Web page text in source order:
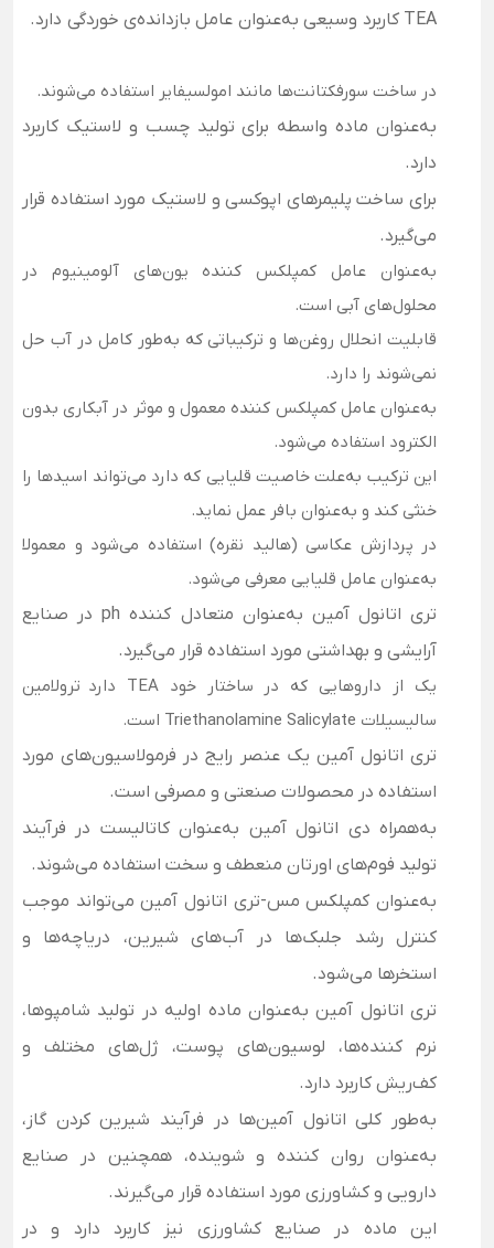
TEA کاربرد وسیعی به‌عنوان عامل بازدانده‌ی خوردگی دارد.
در ساخت سورفکتانت‌ها مانند امولسیفایر استفاده می‌شوند.
به‌عنوان ماده واسطه برای تولید چسب و لاستیک کاربرد
دارد.
برای ساخت پلیمرهای اپوکسی و لاستیک مورد استفاده قرار
می‌گیرد.
به‌عنوان عامل کمپلکس کننده یون‌های آلومینیوم در
محلول‌های آبی است.
قابلیت انحلال روغن‌ها و ترکیباتی که به‌طور کامل در آب حل
نمی‌شوند را دارد.
به‌عنوان عامل کمپلکس کننده معمول و موثر در آبکاری بدون
الکترود استفاده می‌شود.
این ترکیب به‌علت خاصیت قلیایی که دارد می‌تواند اسیدها را
خنثی کند و به‌عنوان بافر عمل نماید.
در پردازش عکاسی (هالید نقره) استفاده می‌شود و معمولا
به‌عنوان عامل قلیایی معرفی می‌شود.
تری اتانول آمین به‌عنوان متعادل کننده ph در صنایع
آرایشی و بهداشتی مورد استفاده قرار می‌گیرد.
یک از داروهایی که در ساختار خود TEA دارد ترولامین
سالیسیلات Triethanolamine Salicylate است.
تری اتانول آمین یک عنصر رایج در فرمولاسیون‌های مورد
استفاده در محصولات صنعتی و مصرفی است.
به‌همراه دی اتانول آمین به‌عنوان کاتالیست در فرآیند
تولید فوم‌های اورتان منعطف و سخت استفاده می‌شوند.
به‌عنوان کمپلکس مس-تری اتانول آمین می‌تواند موجب
کنترل رشد جلبک‌ها در آب‌های شیرین، دریاچه‌ها و
استخرها می‌شود.
تری اتانول آمین به‌عنوان ماده اولیه در تولید شامپوها،
نرم کننده‌ها، لوسیون‌های پوست، ژل‌های مختلف و
کف‌ریش کاربرد دارد.
به‌طور کلی اتانول آمین‌ها در فرآیند شیرین کردن گاز،
به‌عنوان روان کننده و شوینده، همچنین در صنایع
دارویی و کشاورزی مورد استفاده قرار می­‌گیرند.
این ماده در صنایع کشاورزی نیز کاربرد دارد و در